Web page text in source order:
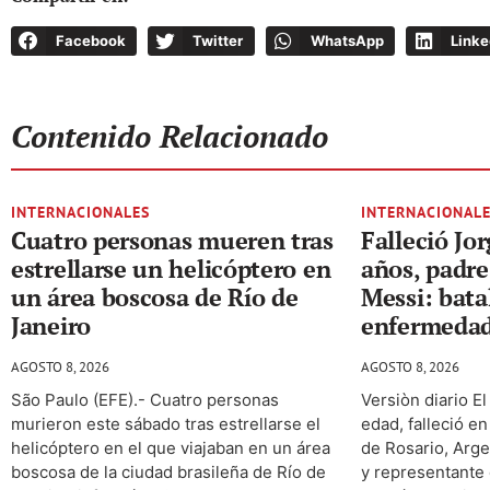
Facebook Twitter WhatsApp
Contenido Relacionado
INTERNACIONALES
Cuatro personas mueren tras
estrellarse un helicóptero en
un área boscosa de Río de
Janeiro
AGOSTO 8, 2026
São Paulo (EFE).- Cuatro personas
murieron este sábado tras estrellarse el
helicóptero en el que viajaban en un área
boscosa de la ciudad brasileña de Río de
Falleció
años,
Messi:
AGOSTO 8, 2026
Versiòn diario
edad, falleció
de Rosario,
y